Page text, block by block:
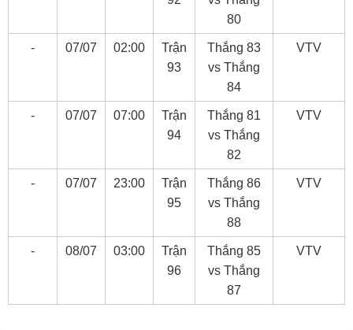
80
- 07/07 02:00
Trận
93
Thắng 83
vs Thắng
84
VTV
- 07/07 07:00
Trận
94
Thắng 81
vs Thắng
82
VTV
- 07/07 23:00
Trận
95
Thắng 86
vs Thắng
88
VTV
- 08/07 03:00
Trận
96
Thắng 85
vs Thắng
87
VTV